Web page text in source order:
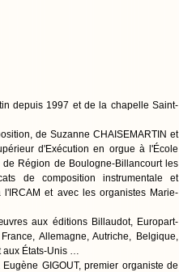
depuis 1997 et de la chapelle Saint-
de Suzanne CHAISEMARTIN et
d'Exécution en orgue à l'École
Région de Boulogne-Billancourt les
de composition instrumentale et
et avec les organistes Marie-
aux éditions Billaudot, Europart-
Allemagne, Autriche, Belgique,
aux États-Unis …
GIGOUT, premier organiste de